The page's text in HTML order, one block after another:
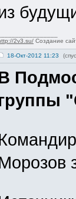
2v3.su/ Создание
18-Окт-2012 11:23